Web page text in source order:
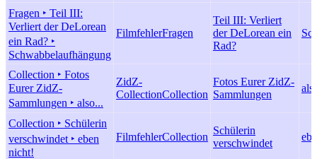
Fragen ‣ Teil III:
Verliert der DeLorean
ein Rad? ‣
Schwabbelaufhängung
FilmfehlerFragen
Teil III: Verliert
der DeLorean ein
Rad?
Collection ‣ Fotos
Eurer ZidZ-
Sammlungen ‣ also...
ZidZ-
CollectionCollection
Fotos Eurer ZidZ-
Sammlungen
Collection ‣ Schülerin
verschwindet ‣ eben
nicht!
FilmfehlerCollection
Schülerin
verschwindet